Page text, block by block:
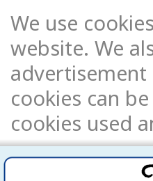
We use
website. We
advertisement
cookies can
cookies used